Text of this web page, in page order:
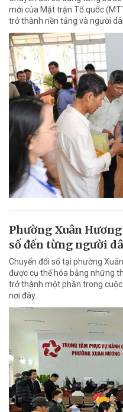
mới của Mặt trận Tổ quốc
trở thành nền tảng và người
Phường Xuân
số đến từng người
Chuyển đổi số tại phường
được cụ thể hóa bằng những
trở thành một phần trong
nơi đây.